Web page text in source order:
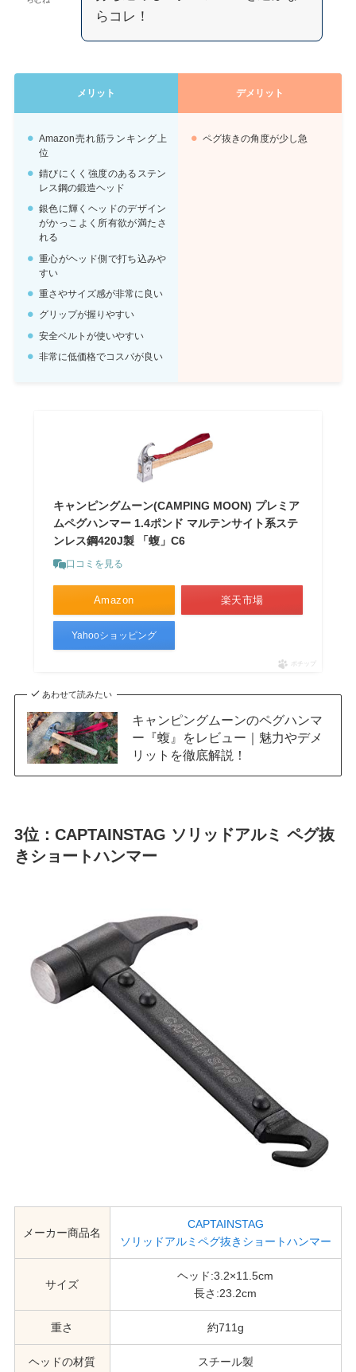
らコレ！
メリット デメリット
Amazon売れ筋ランキング上
位
錆びにくく強度のあるステン
レス鋼の鍛造ヘッド
銀色に輝くヘッドのデザイン
がかっこよく所有欲が満たさ
れる
重心がヘッド側で打ち込みや
すい
重さやサイズ感が非常に良い
グリップが握りやすい
安全ベルトが使いやすい
非常に低価格でコスパが良い
ペグ抜きの角度が少し急
キャンピングムーン(CAMPING MOON) プレミア
ムペグハンマー 1.4ポンド マルテンサイト系ステ
ンレス鋼420J製 「蝮」C6
口コミを見る
Amazon 楽天市場
Yahooショッピング
ポチップ
あわせて読みたい
キャンピングムーンのペグハンマ
ー『蝮』をレビュー｜魅力やデメ
リットを徹底解説！
3位：CAPTAINSTAG ソリッドアルミ ペグ抜
きショートハンマー
メーカー商品名
CAPTAINSTAG
ソリッドアルミペグ抜きショートハンマー
サイズ
ヘッド:3.2×11.5cm
長さ:23.2cm
重さ 約711g
ヘッドの材質 スチール製